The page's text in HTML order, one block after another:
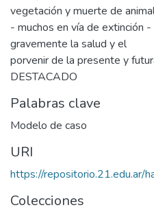
vegetación y muerte de
- muchos en vía de extinción
gravemente la salud y el
porvenir de la presente y
DESTACADO
Palabras clave
Modelo de caso
URI
https://repositorio.21.edu.ar/
Colecciones